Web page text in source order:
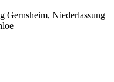
Gernsheim, Niederlassung